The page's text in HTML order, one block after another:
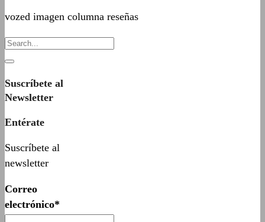
vozed imagen columna reseñas
Suscríbete al
Newsletter
Entérate
Suscríbete al
newsletter
Correo
electrónico*